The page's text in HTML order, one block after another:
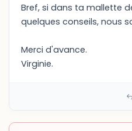
Bref, si dans ta mallette
quelques conseils, nous
Merci d'avance.
Virginie.